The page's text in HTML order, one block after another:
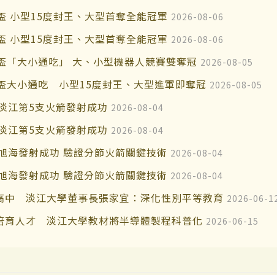
小型15度封王、大型首奪全能冠軍 2026-08-06
小型15度封王、大型首奪全能冠軍 2026-08-06
「大小通吃」 大、小型機器人競賽雙奪冠 2026-08-05
大小通吃 小型15度封王、大型進軍即奪冠 2026-08-05
江第5支火箭發射成功 2026-08-04
江第5支火箭發射成功 2026-08-04
發射成功 驗證分節火箭關鍵技術 2026-08-04
發射成功 驗證分節火箭關鍵技術 2026-08-04
中 淡江大學董事長張家宜：深化性別平等教育 2026-06-
育人才 淡江大學教材將半導體製程科普化 2026-06-15